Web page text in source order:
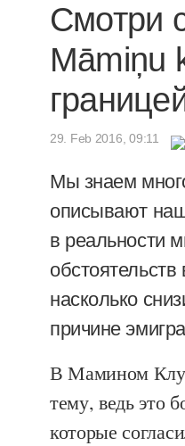
Смотри
Māmiņu
29. Feb 2016, 09:11
Мы знаем
описывают
в реальности
насколько
причине
В Мамином
тему, ведь это
которые